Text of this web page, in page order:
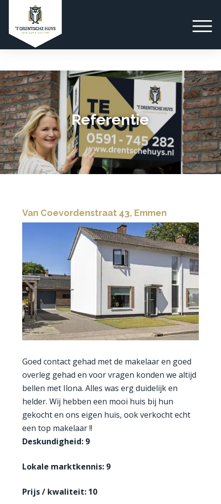
Referentie
Van Coevordenstraat 43, Emmen
Goed contact gehad met de makelaar en goed
overleg gehad en voor vragen konden we altijd
bellen met Ilona. Alles was erg duidelijk en
helder. Wij hebben een mooi huis bij hun
gekocht en ons eigen huis, ook verkocht echt
een top makelaar !!
Deskundigheid: 9
Lokale marktkennis: 9
Prijs / kwaliteit: 10